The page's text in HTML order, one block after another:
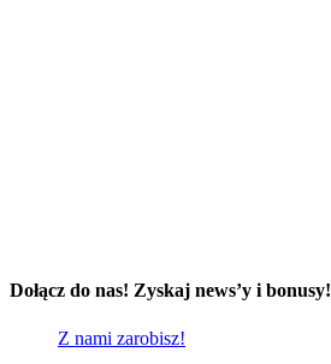
Dołącz do nas! Zyskaj news’y i bonusy!
Z nami zarobisz!